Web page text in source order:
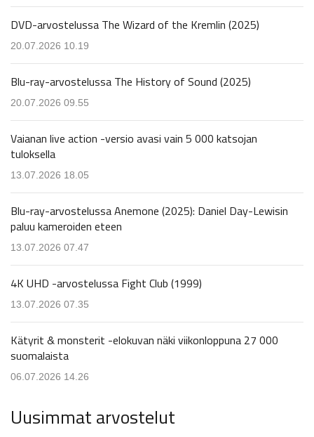
DVD-arvostelussa The Wizard of the Kremlin (2025)
20.07.2026 10.19
Blu-ray-arvostelussa The History of Sound (2025)
20.07.2026 09.55
Vaianan live action -versio avasi vain 5 000 katsojan
tuloksella
13.07.2026 18.05
Blu-ray-arvostelussa Anemone (2025): Daniel Day-Lewisin
paluu kameroiden eteen
13.07.2026 07.47
4K UHD -arvostelussa Fight Club (1999)
13.07.2026 07.35
Kätyrit & monsterit -elokuvan näki viikonloppuna 27 000
suomalaista
06.07.2026 14.26
Uusimmat arvostelut